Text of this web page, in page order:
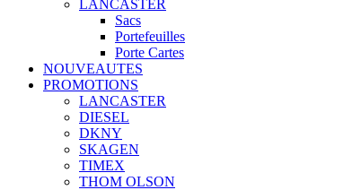
LANCASTER
Sacs
Portefeuilles
Porte Cartes
NOUVEAUTES
PROMOTIONS
LANCASTER
DIESEL
DKNY
SKAGEN
TIMEX
THOM OLSON